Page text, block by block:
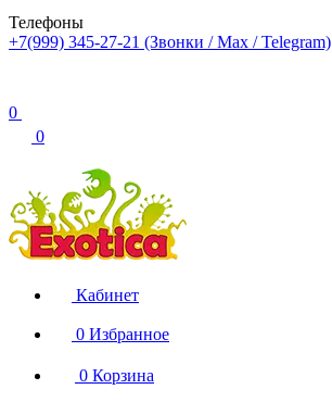
Телефоны
+7(999) 345-27-21 (Звонки / Max / Telegram)
0
0
Кабинет
0 Избранное
0 Корзина